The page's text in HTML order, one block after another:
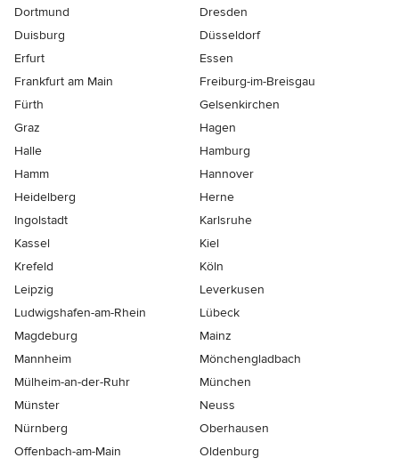
Dortmund
Dresden
Duisburg
Düsseldorf
Erfurt
Essen
Frankfurt am Main
Freiburg-im-Breisgau
Fürth
Gelsenkirchen
Graz
Hagen
Halle
Hamburg
Hamm
Hannover
Heidelberg
Herne
Ingolstadt
Karlsruhe
Kassel
Kiel
Krefeld
Köln
Leipzig
Leverkusen
Ludwigshafen-am-Rhein
Lübeck
Magdeburg
Mainz
Mannheim
Mönchen­gladbach
Mülheim-an-der-Ruhr
München
Münster
Neuss
Nürnberg
Oberhausen
Offenbach-am-Main
Oldenburg